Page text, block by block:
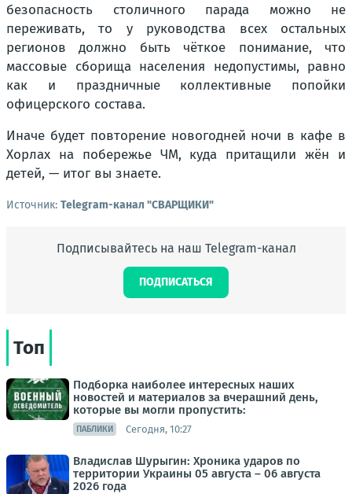
безопасность столичного парада можно не
переживать, то у руководства всех остальных
регионов должно быть чёткое понимание, что
массовые сборища населения недопустимы, равно
как и праздничные коллективные попойки
офицерского состава.
Иначе будет повторение новогодней ночи в кафе в
Хорлах на побережье ЧМ, куда притащили жён и
детей, — итог вы знаете.
Источник: Telegram-канал "СВАРЩИКИ"
Подписывайтесь на наш Telegram-канал
ПОДПИСАТЬСЯ
Топ
Подборка наиболее интересных наших
новостей и материалов за вчерашний день,
которые вы могли пропустить:
ПАБЛИКИ Сегодня, 10:27
Владислав Шурыгин: Хроника ударов по
территории Украины 05 августа – 06 августа
2026 года